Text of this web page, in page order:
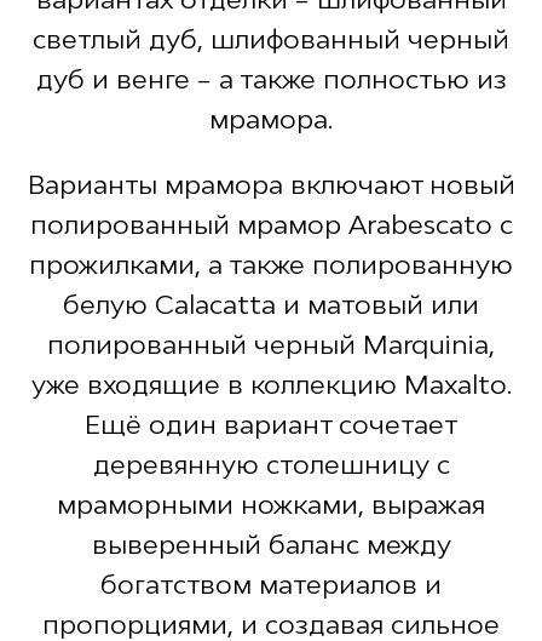
светлый дуб, шлифованный черный
дуб и венге – а также полностью из
мрамора.
Варианты мрамора включают новый
полированный мрамор Arabescato с
прожилками, а также полированную
белую Calacatta и матовый или
полированный черный Marquinia,
уже входящие в коллекцию Maxalto.
Ещё один вариант сочетает
деревянную столешницу с
мраморными ножками, выражая
выверенный баланс между
богатством материалов и
пропорциями, и создавая сильное